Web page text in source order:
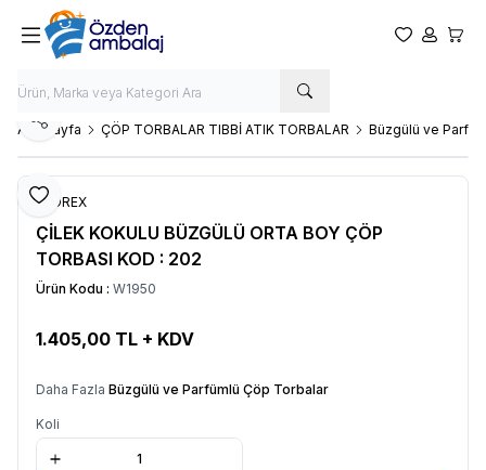
Favorilerim
Hesabım
Ana Sayfa ÇÖP TORBALAR TIBBİ ATIK TORBALAR Büzgülü ve
Favoriye Ekle
Paylaş
FLOREX
ÇİLEK KOKULU BÜZGÜLÜ ORTA BOY ÇÖP
TORBASI KOD : 202​
Ürün Kodu : W1950
1.405,00 TL + KDV
Daha Fazla Büzgülü ve Parfümlü Çöp Torbalar
Koli